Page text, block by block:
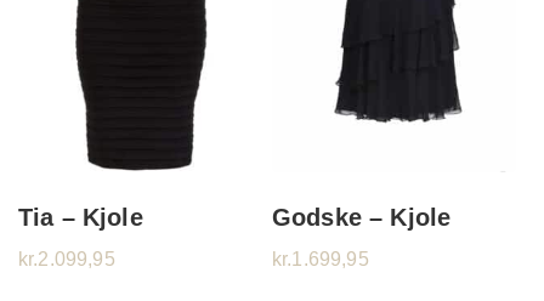
Tia – Kjole
kr.2.099,95
Godske – Kjole
kr.1.699,95